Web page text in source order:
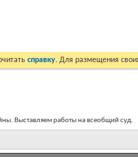
справку. Для размещения
Выставляем работы на всеобщий суд.